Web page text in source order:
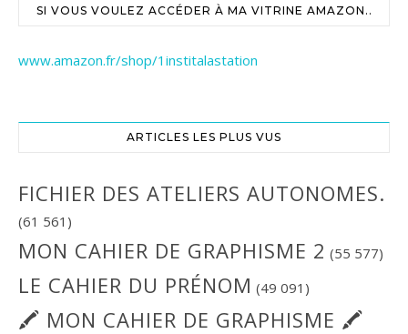
SI VOUS VOULEZ ACCÉDER À MA VITRINE AMAZON..
www.amazon.fr/shop/1institalastation
ARTICLES LES PLUS VUS
FICHIER DES ATELIERS AUTONOMES.
(61 561)
MON CAHIER DE GRAPHISME 2 (55 577)
LE CAHIER DU PRÉNOM (49 091)
🖍 MON CAHIER DE GRAPHISME 🖍